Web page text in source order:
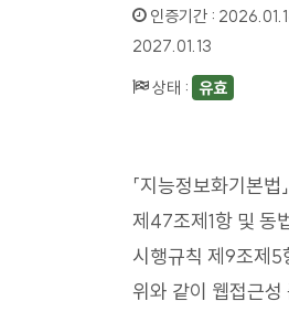
인증기간 :
2027.01.13
상태 : 유효
「지능정보화기본법」
제47조제1항 및 동
시행규칙 제9조제5
위와 같이 웹접근성